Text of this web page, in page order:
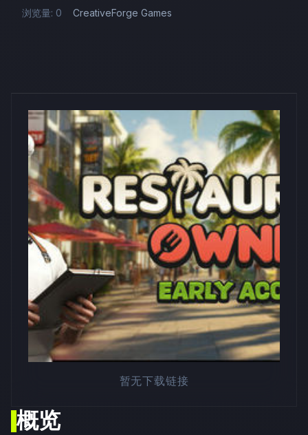
浏览量: 0 CreativeForge Games
概览
暂无下载链接